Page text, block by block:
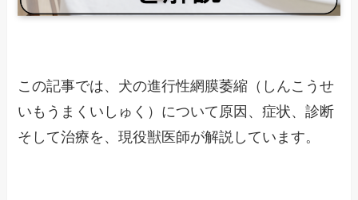
この記事では、犬の進行性網膜萎縮（しんこうせ
いもうまくいしゅく）について原因、症状、診断
そして治療を、現役獣医師が解説しています。